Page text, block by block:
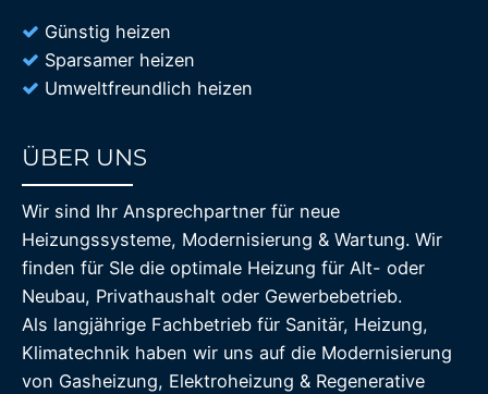
Günstig heizen
Sparsamer heizen
Umweltfreundlich heizen
ÜBER UNS
Wir sind Ihr Ansprechpartner für neue
Heizungssysteme, Modernisierung & Wartung. Wir
finden für SIe die optimale Heizung für Alt- oder
Neubau, Privathaushalt oder Gewerbebetrieb.
Als langjährige Fachbetrieb für Sanitär, Heizung,
Klimatechnik haben wir uns auf die Modernisierung
von Gasheizung, Elektroheizung & Regenerative